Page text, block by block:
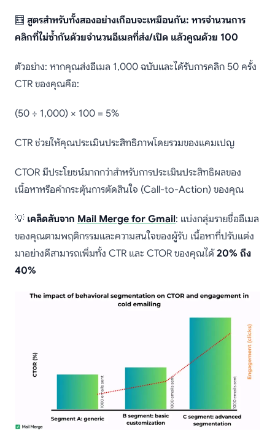
🧮 สูตรสำหรับทั้งสองอย่างเกือบจะเหมือนกัน: หารจำนวนการ
คลิกที่ไม่ซ้ำกันด้วยจำนวนอีเมลที่ส่ง/เปิด แล้วคูณด้วย 100
ตัวอย่าง: หากคุณส่งอีเมล 1,000 ฉบับและได้รับการคลิก 50 ครั้ง
CTR ของคุณคือ:
(50 ÷ 1,000) × 100 = 5%
CTR ช่วยให้คุณประเมินประสิทธิภาพโดยรวมของแคมเปญ
CTOR มีประโยชน์มากกว่าสำหรับการประเมินประสิทธิผลของ
เนื้อหาหรือคำกระตุ้นการตัดสินใจ (Call-to-Action) ของคุณ
💡 เคล็ดลับจาก Mail Merge for Gmail: แบ่งกลุ่มรายชื่ออีเมล
ของคุณตามพฤติกรรมและความสนใจของผู้รับ เนื้อหาที่ปรับแต่ง
มาอย่างดีสามารถเพิ่มทั้ง CTR และ CTOR ของคุณได้20% ถึง
40%